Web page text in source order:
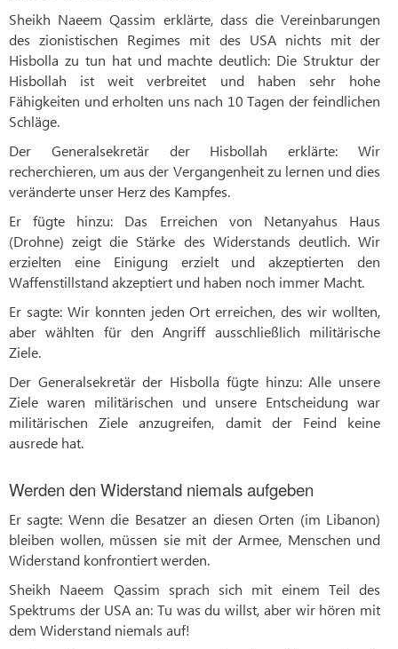
Sheikh Naeem Qassim erklärte, dass die Vereinbarungen
des zionistischen Regimes mit des USA nichts mit der
Hisbolla zu tun hat und machte deutlich: Die Struktur der
Hisbollah ist weit verbreitet und haben sehr hohe
Fähigkeiten und erholten uns nach 10 Tagen der feindlichen
Schläge.
Der Generalsekretär der Hisbollah erklärte: Wir
recherchieren, um aus der Vergangenheit zu lernen und dies
veränderte unser Herz des Kampfes.
Er fügte hinzu: Das Erreichen von Netanyahus Haus
(Drohne) zeigt die Stärke des Widerstands deutlich. Wir
erzielten eine Einigung erzielt und akzeptierten den
Waffenstillstand akzeptiert und haben noch immer Macht.
Er sagte: Wir konnten jeden Ort erreichen, des wir wollten,
aber wählten für den Angriff ausschließlich militärische
Ziele.
Der Generalsekretär der Hisbolla fügte hinzu: Alle unsere
Ziele waren militärischen und unsere Entscheidung war
militärischen Ziele anzugreifen, damit der Feind keine
ausrede hat.
Werden den Widerstand niemals aufgeben
Er sagte: Wenn die Besatzer an diesen Orten (im Libanon)
bleiben wollen, müssen sie mit der Armee, Menschen und
Widerstand konfrontiert werden.
Sheikh Naeem Qassim sprach sich mit einem Teil des
Spektrums der USA an: Tu was du willst, aber wir hören mit
dem Widerstand niemals auf!